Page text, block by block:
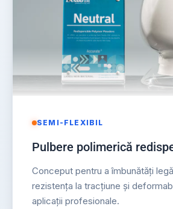
SEMI-FLEXIBIL
Pulbere polimerică
Conceput pentru a îmbunătăți
rezistența la tracțiune și
aplicații profesionale.